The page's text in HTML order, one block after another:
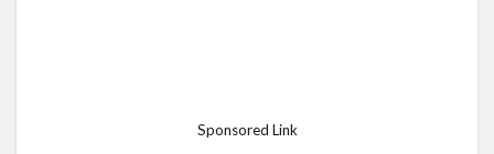
Sponsored Link